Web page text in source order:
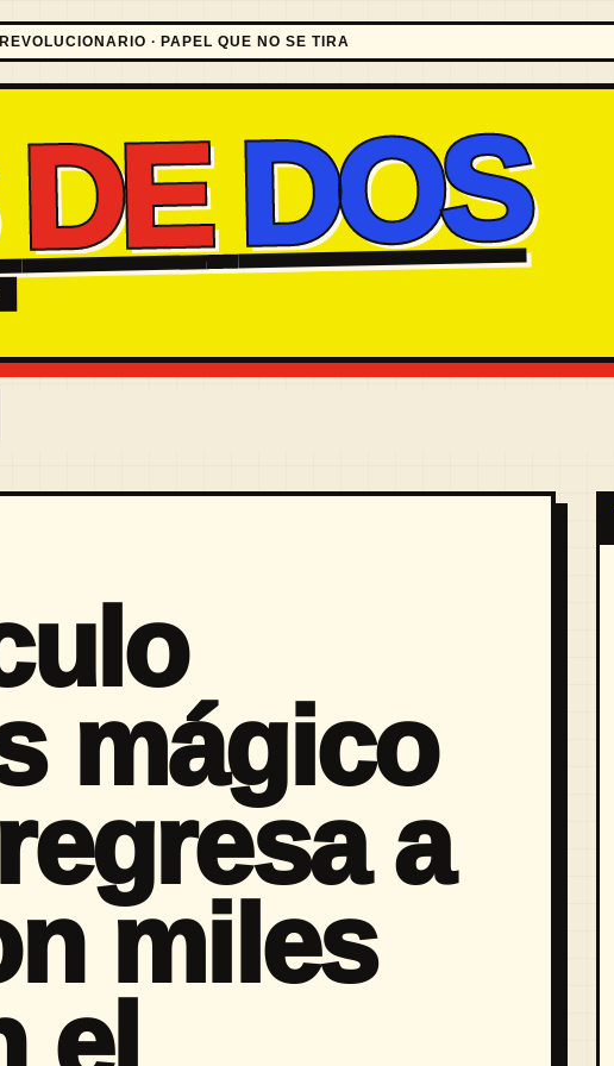
· PAPEL QUE NO SE TIRA
DE DOS
mágico
a
miles